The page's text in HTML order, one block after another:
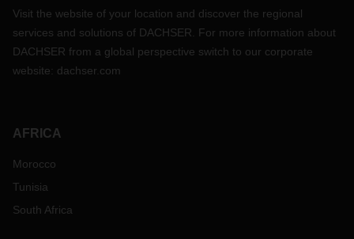
Visit the website of your location and discover the regional
services and solutions of DACHSER. For more information about
DACHSER from a global perspective switch to our corporate
website: dachser.com
AFRICA
Morocco
Tunisia
South Africa